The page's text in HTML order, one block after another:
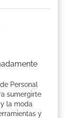
Personal
sumergirte
la moda
y